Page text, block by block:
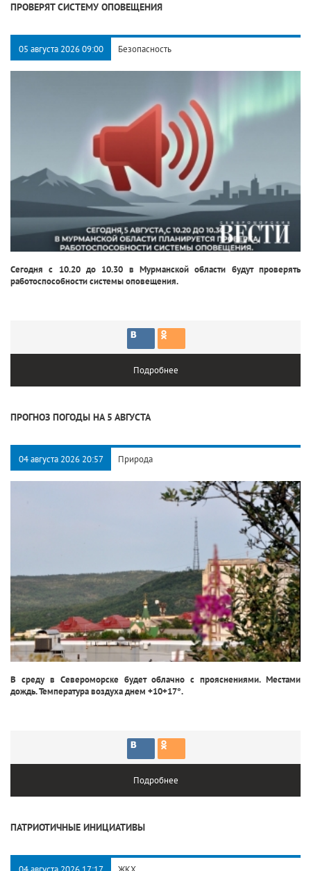
ПРОВЕРЯТ СИСТЕМУ ОПОВЕЩЕНИЯ
05 августа 2026 09:00 Безопасность
Сегодня с 10.20 до 10.30 в Мурманской области будут проверять
работоспособности системы оповещения.
Подробнее
ПРОГНОЗ ПОГОДЫ НА 5 АВГУСТА
04 августа 2026 20:57 Природа
В среду в Североморске будет облачно с прояснениями. Местами
дождь. Температура воздуха днем +10+17°.
Подробнее
ПАТРИОТИЧНЫЕ ИНИЦИАТИВЫ